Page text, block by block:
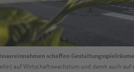
schaffen
auf Wirtschaftswachstum und damit auch auf